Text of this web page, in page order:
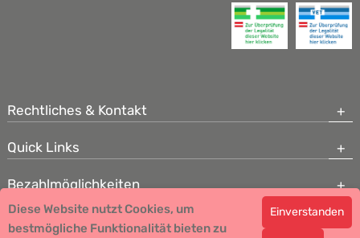
Rechtliches & Kontakt
Quick Links
Bezahlmöglichkeiten
Copyright © 2026 Team Santé Salvator Apotheke - GDP zertifiziert
Diese Website nutzt Cookies, um
bestmögliche Funktionalität bieten zu
Einverstanden